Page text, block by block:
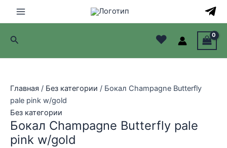
Main
Menu
Поиск ♥
Главная / Без категории / Бокал Champagne Butterfly
pale pink w/gold
Без категории
Бокал Champagne Butterfly pale
pink w/gold